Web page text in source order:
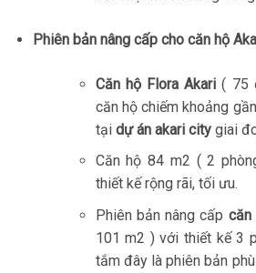
Phiên bản nâng cấp cho căn hộ
Căn hộ Flora Akari ( 75
căn hộ chiếm khoảng
tại dự án akari citygiai
Căn hộ 84 m2 ( 2
thiết kế rộng rãi, tối ưu.
Phiên bản nâng cấp căn
101 m2 ) với thiết kế 3
tắm đây là phiên bản